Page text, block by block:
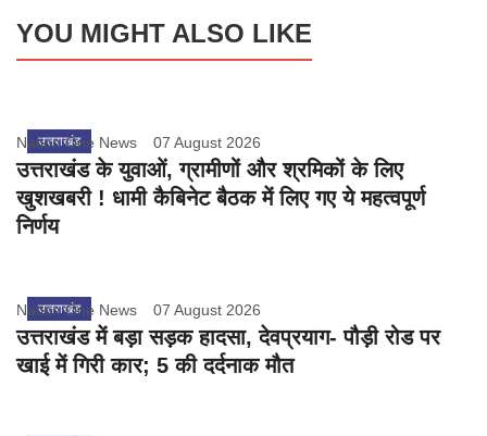
YOU MIGHT ALSO LIKE
उत्तराखंड
Nation One News 07 August 2026
उत्तराखंड के युवाओं, ग्रामीणों और श्रमिकों के लिए
खुशखबरी ! धामी कैबिनेट बैठक में लिए गए ये महत्वपूर्ण
निर्णय
उत्तराखंड
Nation One News 07 August 2026
उत्तराखंड में बड़ा सड़क हादसा, देवप्रयाग- पौड़ी रोड पर
खाई में गिरी कार; 5 की दर्दनाक मौत